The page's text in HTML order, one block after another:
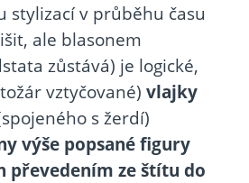
stylizací v průběhu času
ale blasonem
zůstává) je logické,
vztyčované)vlajky
s žerdí)
výše popsané figury
ze štítu do